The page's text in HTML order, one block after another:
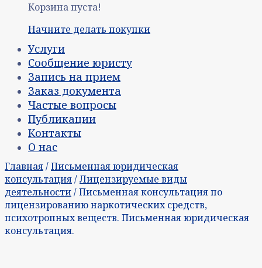
Корзина пуста!
Начните делать покупки
Услуги
Сообщение юристу
Запись на прием
Заказ документа
Частые вопросы
Публикации
Контакты
О нас
Главная/Письменная юридическая
консультация/Лицензируемые виды
деятельности/ Письменная консультация по
лицензированию наркотических средств,
психотропных веществ. Письменная юридическая
консультация.